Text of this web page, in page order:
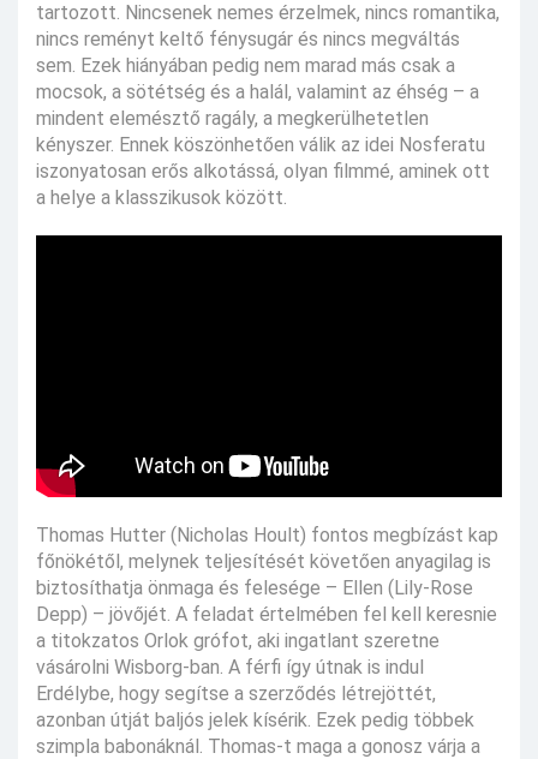
tartozott. Nincsenek nemes érzelmek, nincs romantika,
nincs reményt keltő fénysugár és nincs megváltás
sem. Ezek hiányában pedig nem marad más csak a
mocsok, a sötétség és a halál, valamint az éhség – a
mindent elemésztő ragály, a megkerülhetetlen
kényszer. Ennek köszönhetően válik az idei Nosferatu
iszonyatosan erős alkotássá, olyan filmmé, aminek ott
a helye a klasszikusok között.
Thomas Hutter (Nicholas Hoult) fontos megbízást kap
főnökétől, melynek teljesítését követően anyagilag is
biztosíthatja önmaga és felesége – Ellen (Lily-Rose
Depp) – jövőjét. A feladat értelmében fel kell keresnie
a titokzatos Orlok grófot, aki ingatlant szeretne
vásárolni Wisborg-ban. A férfi így útnak is indul
Erdélybe, hogy segítse a szerződés létrejöttét,
azonban útját baljós jelek kísérik. Ezek pedig többek
szimpla babonáknál. Thomas-t maga a gonosz várja a